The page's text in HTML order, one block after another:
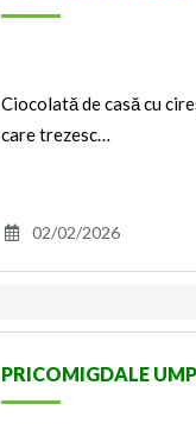
Ciocolată de casă cu
care trezesc…
02/02/2026
PRICOMIGDALE